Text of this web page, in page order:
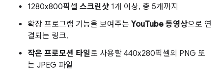
1280x800픽셀 스크린샷 1개 이상, 총 5개까지
확장 프로그램 기능을 보여주는 YouTube 동영상으로 연
결되는 링크.
작은 프로모션 타일로 사용할 440x280픽셀의 PNG 또
는 JPEG 파일